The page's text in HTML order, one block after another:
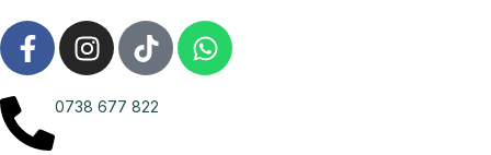
0738 677 822